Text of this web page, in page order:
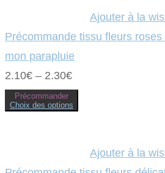
options
peuvent
choisies
la
du
produit
Ajouter à la
Précommande tissu fleurs
mon parapluie
2.10€ – 2.30€
Précommander
Choix des options
Ce
options
Ajouter à la